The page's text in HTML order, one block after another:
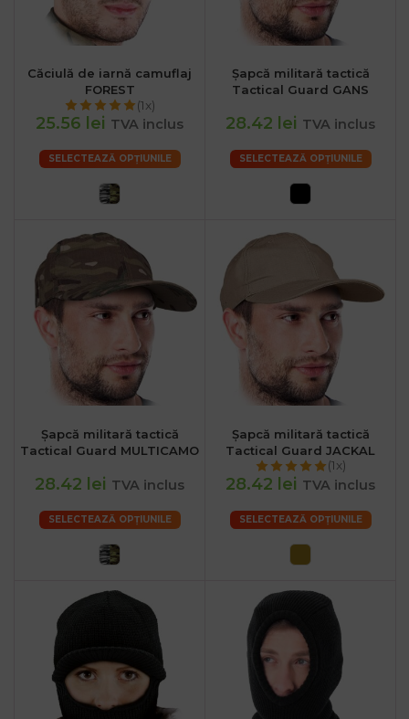
Căciulă de iarnă camuflaj
FOREST
(1x)
25.56 lei TVA inclus
SELECTEAZĂ OPȚIUNILE
Șapcă militară tactică
Tactical Guard GANS
28.42 lei TVA inclus
SELECTEAZĂ OPȚIUNILE
Şapcă militară tactică
Tactical Guard MULTICAMO
28.42 lei TVA inclus
SELECTEAZĂ OPȚIUNILE
Șapcă militară tactică
Tactical Guard JACKAL
(1x)
28.42 lei TVA inclus
SELECTEAZĂ OPȚIUNILE